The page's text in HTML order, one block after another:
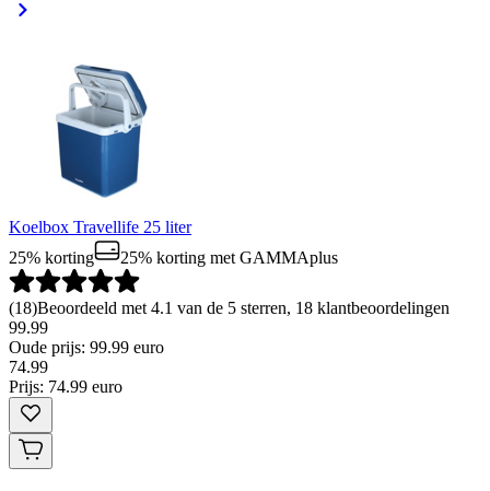
Koelbox Travellife 25 liter
25% korting
25% korting met GAMMAplus
(18)Beoordeeld met 4.1 van de 5 sterren, 18 klantbeoordelingen
99.99
Oude prijs: 99.99 euro
74.99
Prijs: 74.99 euro